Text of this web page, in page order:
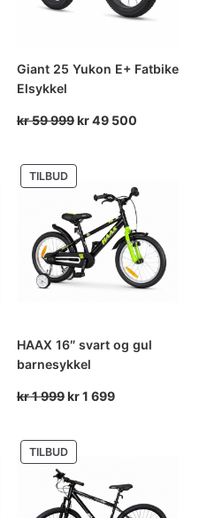
Giant 25 Yukon E+ Fatbike
Elsykkel
kr59 999Opprinnelig
999.
kr49 500Nåværende
500.
TILBUDPRODUKT
PÅ
HAAX 16″ svart og gul
barnesykkel
kr1 999Opprinnelig
kr 1
kr1 699Nåværende
TILBUDPRODUKT
PÅ
SALG